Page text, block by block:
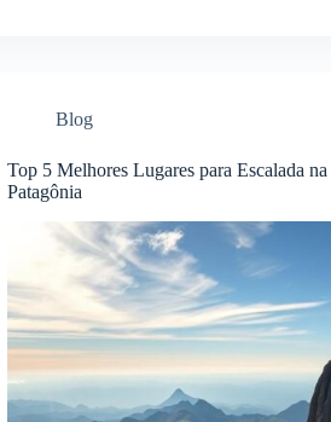
Blog
Top 5 Melhores Lugares para Escalada na
Patagônia